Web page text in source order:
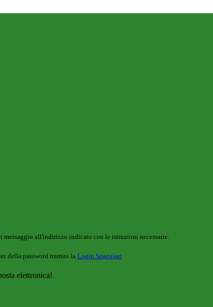
messaggio all'indirizzo indicato con le istruzioni necessarie.
della password tramite la Login Spaggiari
elettronica!